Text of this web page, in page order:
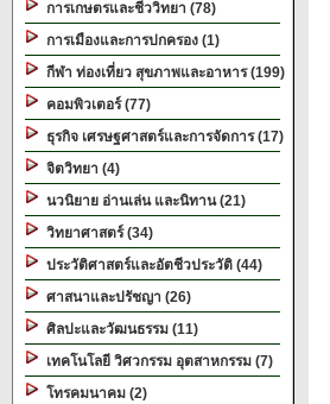
การเกษตรและชีววิทยา (78)
การเมืองและการปกครอง (1)
กีฬา ท่องเที่ยว สุขภาพและอาหาร (199)
คอมพิวเตอร์ (77)
ธุรกิจ เศรษฐศาสตร์และการจัดการ (17)
จิตวิทยา (4)
นวนิยาย อ่านเล่น และนิทาน (21)
วิทยาศาสตร์ (34)
ประวัติศาสตร์และอัตชีวประวัติ (44)
ศาสนาและปรัชญา (26)
ศิลปะและวัฒนธรรม (11)
เทคโนโลยี วิศวกรรม อุตสาหกรรม (7)
โทรคมนาคม (2)